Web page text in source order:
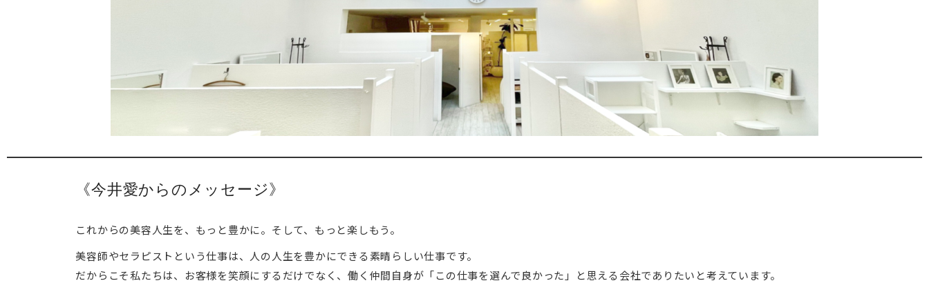
《今井愛からのメッセージ》
これからの美容人生を、もっと豊かに。そして、もっと楽しもう。
美容師やセラピストという仕事は、人の人生を豊かにできる素晴らしい仕事です。
だからこそ私たちは、お客様を笑顔にするだけでなく、働く仲間自身が「この仕事を選んで良かった」と思える会社でありたいと考えています。